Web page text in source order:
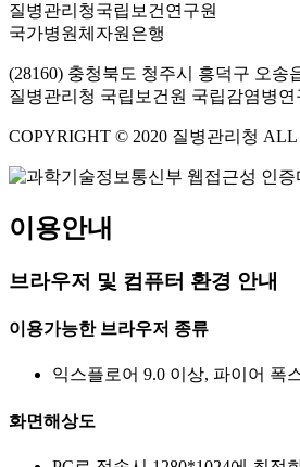
질병관리청국립보건연구원
국가병원체자원은행
(28160) 충청북도 청주시 흥덕구 오송
질병관리청 국립보건원 국립감염병
COPYRIGHT © 2020 질병관리청 ALL
이용안내
브라우저 및 컴퓨터 환경 안내
이용가능한 브라우저 종류
익스플로어 9.0 이상, 파이어 폭
화면해상도